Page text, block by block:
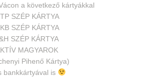
a következő kártyákkal
SZÉP KÁRTYA
SZÉP KÁRTYA
SZÉP KÁRTYA
MAGYAROK
Pihenő Kártya)
bankkártyával is